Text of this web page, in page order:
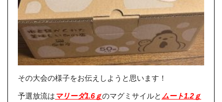
その大会の様子をお伝えしようと思います！
予選放流は マリーダ1.6ｇのマグミサイルと ムート1.2ｇ